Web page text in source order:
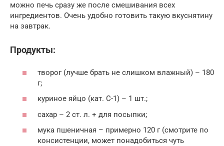
можно печь сразу же после смешивания всех
ингредиентов. Очень удобно готовить такую вкуснятину
на завтрак.
Продукты:
творог (лучше брать не слишком влажный) – 180
г;
куриное яйцо (кат. С-1) – 1 шт.;
сахар – 2 ст. л. + для посыпки;
мука пшеничная – примерно 120 г (смотрите по
консистенции, может понадобиться чуть